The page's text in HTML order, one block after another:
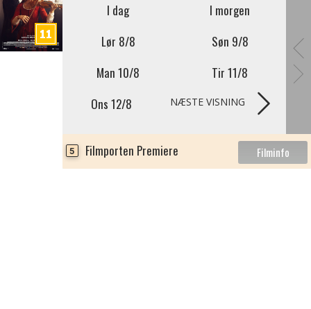
I dag
I morgen
Lør 8/8
Søn 9/8
Man 10/8
Tir 11/8
Ons 12/8
NÆSTE VISNING
5 Filmporten Premiere